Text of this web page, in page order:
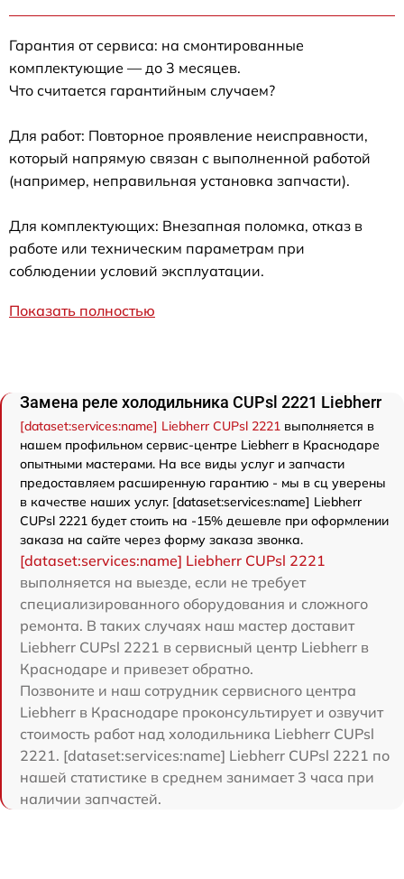
Гарантия от сервиса: на смонтированные
комплектующие — до 3 месяцев.
Что считается гарантийным случаем?
Для работ: Повторное проявление неисправности,
который напрямую связан с выполненной работой
(например, неправильная установка запчасти).
Для комплектующих: Внезапная поломка, отказ в
работе или техническим параметрам при
соблюдении условий эксплуатации.
Показать полностью
Замена реле холодильника CUPsl 2221 Liebherr
[dataset:services:name] Liebherr CUPsl 2221 выполняется в
нашем профильном сервис-центре Liebherr в Краснодаре
опытными мастерами. На все виды услуг и запчасти
предоставляем расширенную гарантию - мы в сц уверены
в качестве наших услуг. [dataset:services:name] Liebherr
CUPsl 2221 будет стоить на -15% дешевле при оформлении
заказа на сайте через форму заказа звонка.
[dataset:services:name] Liebherr CUPsl 2221
выполняется на выезде, если не требует
специализированного оборудования и сложного
ремонта. В таких случаях наш мастер доставит
Liebherr CUPsl 2221 в сервисный центр Liebherr в
Краснодаре и привезет обратно.
Позвоните и наш сотрудник сервисного центра
Liebherr в Краснодаре проконсультирует и озвучит
стоимость работ над холодильника Liebherr CUPsl
2221. [dataset:services:name] Liebherr CUPsl 2221 по
нашей статистике в среднем занимает 3 часа при
наличии запчастей.